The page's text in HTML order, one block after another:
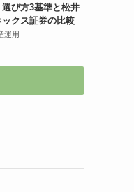
選び方3基準と松井
クス証券の比較
運用